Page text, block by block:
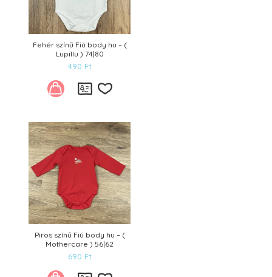
Fehér színű Fiú body hu – (
Lupillu ) 74|80
490 Ft
Kívánságlistára
Piros színű Fiú body hu – (
Mothercare ) 56|62
690 Ft